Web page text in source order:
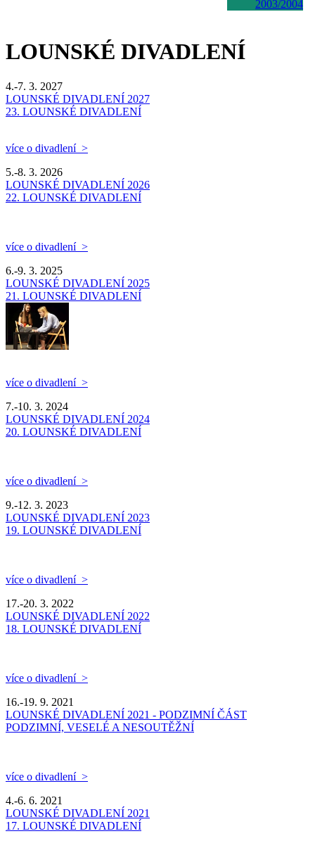
2003/2004
LOUNSKÉ DIVADLENÍ
4.-7. 3. 2027
LOUNSKÉ DIVADLENÍ 2027
23. LOUNSKÉ DIVADLENÍ
více o divadlení >
5.-8. 3. 2026
LOUNSKÉ DIVADLENÍ 2026
22. LOUNSKÉ DIVADLENÍ
více o divadlení >
6.-9. 3. 2025
LOUNSKÉ DIVADLENÍ 2025
21. LOUNSKÉ DIVADLENÍ
více o divadlení >
7.-10. 3. 2024
LOUNSKÉ DIVADLENÍ 2024
20. LOUNSKÉ DIVADLENÍ
více o divadlení >
9.-12. 3. 2023
LOUNSKÉ DIVADLENÍ 2023
19. LOUNSKÉ DIVADLENÍ
více o divadlení >
17.-20. 3. 2022
LOUNSKÉ DIVADLENÍ 2022
18. LOUNSKÉ DIVADLENÍ
více o divadlení >
16.-19. 9. 2021
LOUNSKÉ DIVADLENÍ 2021 - PODZIMNÍ ČÁST
PODZIMNÍ, VESELÉ A NESOUTĚŽNÍ
více o divadlení >
4.-6. 6. 2021
LOUNSKÉ DIVADLENÍ 2021
17. LOUNSKÉ DIVADLENÍ